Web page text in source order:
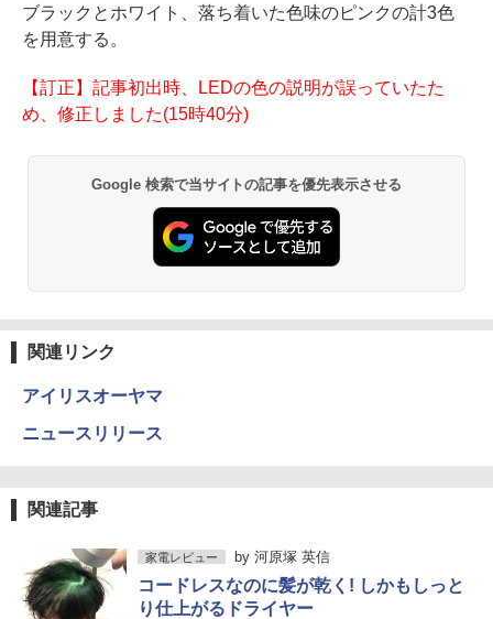
ブラックとホワイト、落ち着いた色味のピンクの計3色
を用意する。
【訂正】記事初出時、LEDの色の説明が誤っていたた
め、修正しました(15時40分)
Google 検索で当サイトの記事を優先表示させる
関連リンク
アイリスオーヤマ
ニュースリリース
関連記事
家電レビュー by 河原塚 英信
コードレスなのに髪が乾く! しかもしっと
り仕上がるドライヤー